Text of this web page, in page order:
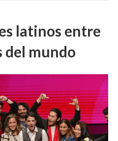
latinos entre
del mundo